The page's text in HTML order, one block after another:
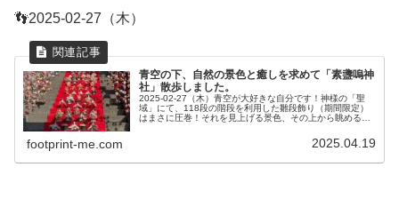
👣2025-02-27（木）
青空の下、自然の景色と癒しを求めて「素盞嗚神
社」散歩しました。
2025-02-27（木）青空が大好きな自分です！神様の「聖
域」にて、118段の階段を利用した雛段飾り（期間限定）
はまさに圧巻！それを見上げる景色、その上から眺める景
footprint-me.com 2025.04.19